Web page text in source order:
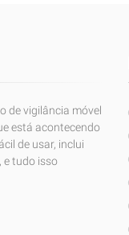
de vigilância móvel
está acontecendo
de usar, inclui
e tudo isso